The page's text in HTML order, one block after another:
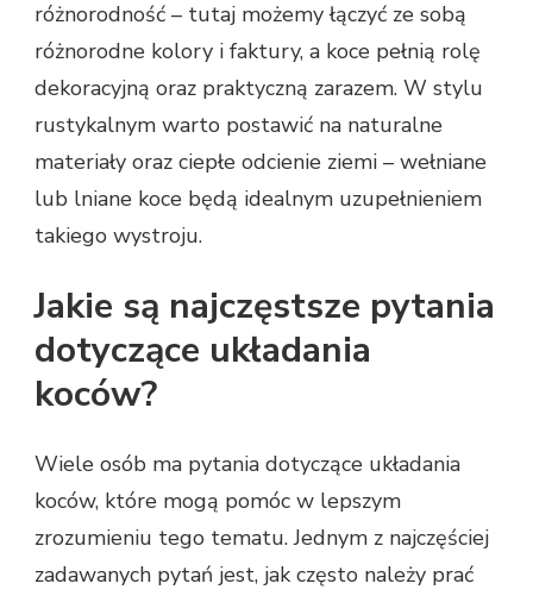
różnorodność – tutaj możemy łączyć ze sobą
różnorodne kolory i faktury, a koce pełnią rolę
dekoracyjną oraz praktyczną zarazem. W stylu
rustykalnym warto postawić na naturalne
materiały oraz ciepłe odcienie ziemi – wełniane
lub lniane koce będą idealnym uzupełnieniem
takiego wystroju.
Jakie są najczęstsze pytania
dotyczące układania
koców?
Wiele osób ma pytania dotyczące układania
koców, które mogą pomóc w lepszym
zrozumieniu tego tematu. Jednym z najczęściej
zadawanych pytań jest, jak często należy prać